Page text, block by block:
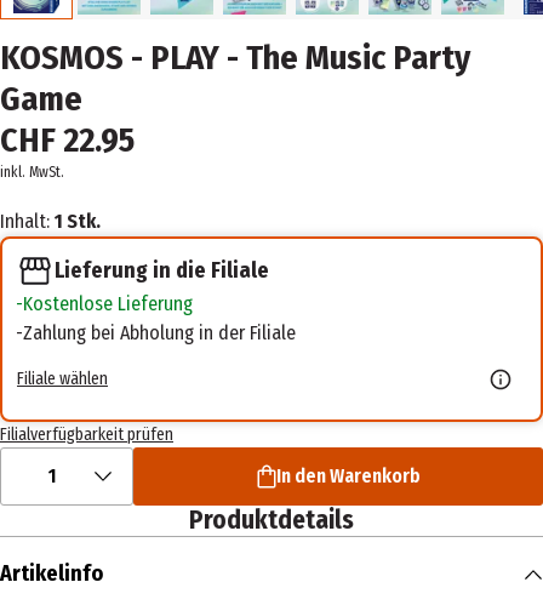
KOSMOS - PLAY - The Music Party
Game
CHF 22.95
inkl. MwSt.
Inhalt: 1 Stk.
Lieferung in die Filiale
Kostenlose Lieferung
Zahlung bei Abholung in der Filiale
Filiale wählen
Filialverfügbarkeit prüfen
1 In den Warenkorb
Produktdetails
Artikelinfo